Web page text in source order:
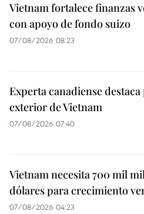
Vietnam fortalece finanzas
con apoyo de fondo suizo
07/08/2026 08:23
Experta canadiense
exterior de Vietnam
07/08/2026 07:40
Vietnam necesita 700 mil
dólares para crecimiento
07/08/2026 04:23